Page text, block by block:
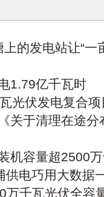
的发电站让“
1.79亿千瓦时
光伏发电复合
关于清理在途
机容量超2500
供电巧用大数据
万千瓦光伏全容